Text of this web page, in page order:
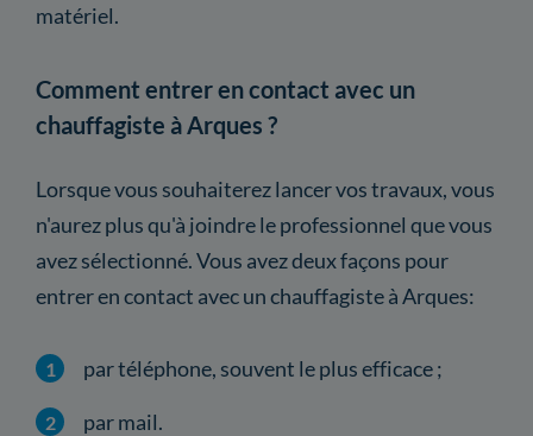
matériel.
Comment entrer en contact avec un
chauffagiste à Arques ?
Lorsque vous souhaiterez lancer vos travaux, vous
n'aurez plus qu'à joindre le professionnel que vous
avez sélectionné. Vous avez deux façons pour
entrer en contact avec un chauffagiste à Arques:
par téléphone, souvent le plus efficace ;
par mail.